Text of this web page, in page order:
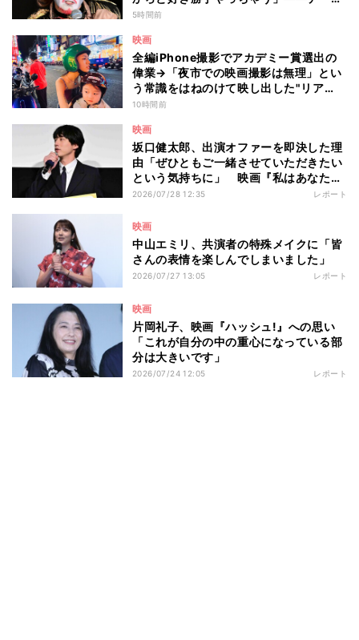
ン閣下が語る映画『レディ・オア・ノッ
5時間前
映画
全編iPhone撮影でアカデミー賞選出の
偉業→「夜市での映画撮影は無理」とい
う常識をはねのけて映し出した"リア
ル"とは――ツォウ監督が語る映画『左
10時間前
映画
坂口健太郎、出演オファーを即決した理
由「ぜひともご一緒させていただきたい
という気持ちに」 映画『私はあなたを
知らない、』完成披露舞台挨拶
2026/07/28 12:35 レポート
映画
中山エミリ、共演者の特殊メイクに「皆
さんの表情を楽しんでしまいました」
2026/07/27 13:05 レポート
映画
片岡礼子、映画『ハッシュ!』への思い
「これが自分の中の重心になっている部
分は大きいです」
2026/07/24 12:05 レポート